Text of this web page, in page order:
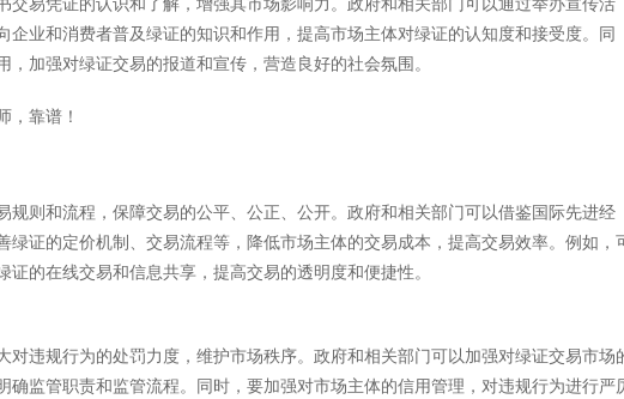
交易凭证的认识和了解，增强其市场影响力。政府和相关部门可以通过举办宣传活
企业和消费者普及绿证的知识和作用，提高市场主体对绿证的认知度和接受度。同
，加强对绿证交易的报道和宣传，营造良好的社会氛围。
，靠谱！
规则和流程，保障交易的公平、公正、公开。政府和相关部门可以借鉴国际先进经
绿证的定价机制、交易流程等，降低市场主体的交易成本，提高交易效率。例如，
证的在线交易和信息共享，提高交易的透明度和便捷性。
对违规行为的处罚力度，维护市场秩序。政府和相关部门可以加强对绿证交易市场
确监管职责和监管流程。同时，要加强对市场主体的信用管理，对违规行为进行严